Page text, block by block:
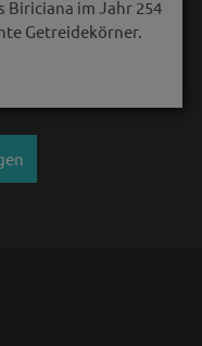
Biriciana im Jahr 254
Getreidekörner.